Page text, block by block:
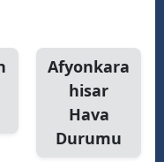
Afyonkara
hisar
Hava
Durumu